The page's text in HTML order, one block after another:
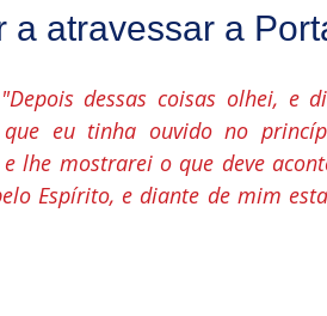
a atravessar a
eu tinha ouvido no
lhe mostrarei o que deve
Espírito, e diante de mim